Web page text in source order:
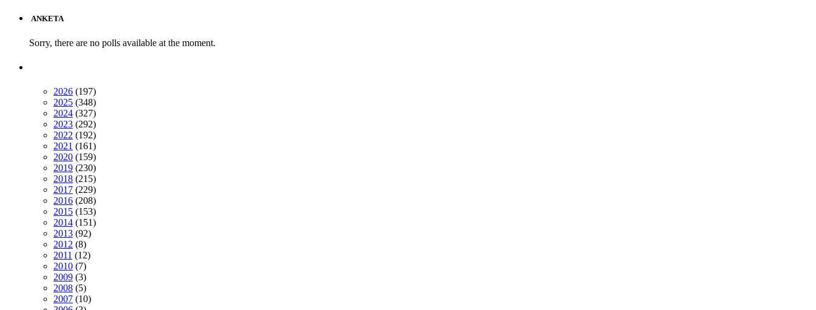
ANKETA
Sorry, there are no polls available at the moment.
2026 (197)
2025 (348)
2024 (327)
2023 (292)
2022 (192)
2021 (161)
2020 (159)
2019 (230)
2018 (215)
2017 (229)
2016 (208)
2015 (153)
2014 (151)
2013 (92)
2012 (8)
2011 (12)
2010 (7)
2009 (3)
2008 (5)
2007 (10)